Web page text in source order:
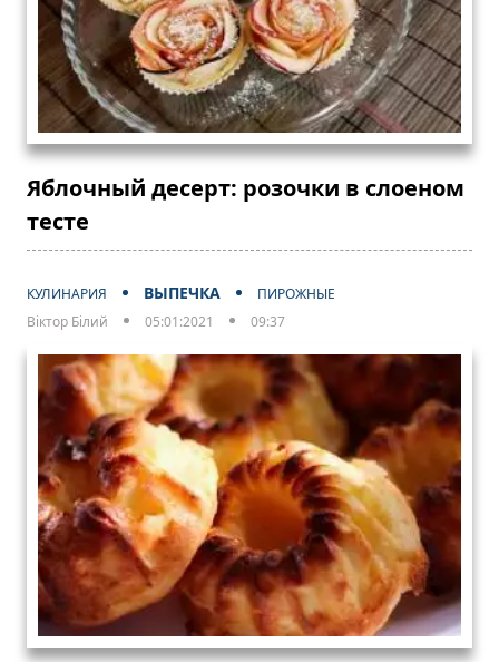
Яблочный десерт: розочки в слоеном
тесте
КУЛИНАРИЯ ВЫПЕЧКА
ПИРОЖНЫЕ
Віктор Білий
05:01:2021 09:37